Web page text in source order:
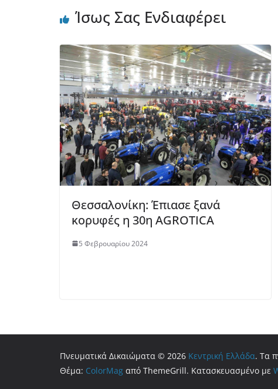
Ίσως Σας Ενδιαφέρει
Θεσσαλονίκη: Έπιασε ξανά
κορυφές η 30η AGROTICA
5 Φεβρουαρίου 2024
Πνευματικά Δικαιώματα © 2026 Κεντρική Ελλάδα. Τα
Θέμα: ColorMag από ThemeGrill. Κατασκευασμένο με